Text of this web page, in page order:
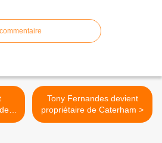
la
Tony Fernandes devient
propriétaire de Caterham >